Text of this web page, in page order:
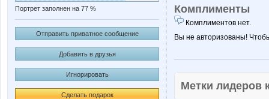
Портрет заполнен на 77 %
Отправить приватное сообщение
Добавить в друзья
Игнорировать
Сделать подарок
Комплименты
Комплиментов нет.
Вы не авторизованы!
Метки